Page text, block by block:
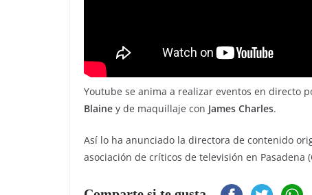
Youtube se anima a realizar eventos en directo
Blaine y de maquillaje con James Charles.
Así lo ha anunciado la directora de contenido
asociación de críticos de televisión en Pasadena